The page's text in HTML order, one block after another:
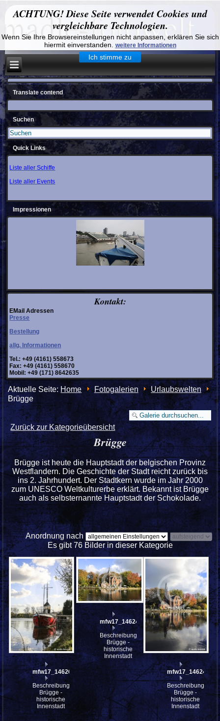
ACHTUNG! Diese Seite verwendet Cookies und
vergleichbare Technologien.
Wenn Sie Ihre Browsereinstellungen nicht anpassen, erklären Sie sich
hiermit einverstanden.
weitere Informationen
Ich stimme zu
Translate contend
Suchen
Quick Links
Liste aller Schiffe
Liste aller Events
Impressionen
Kontakt:
EMail Adressen
Presse
Bestellung
allg. Informationen
Tel.: +49 (4161) 558673
Fax: +49 (4161) 558670
Mobil: +49 (171) 8642635
Aktuelle Seite:Home Fotogalerien
Urlaubswelten
Brügge
Zurück zur Kategorieübersicht
Brügge
Brügge ist heute die Hauptstadt der belgischen Provinz
Westflandern. Die Geschichte der Stadt reicht zurück bis
ins 2. Jahrhundert. Der Stadtkern wurde im Jahr 2000
zum UNESCO Weltkulturerbe erklärt. Bekannt ist Brügge
auch als selbsternannte Hauptstadt der Schokolade.
Anordnung nach
Es gibt 76 Bilder in dieser Kategorie
mfw17_146266
Beschreibung:
Brügge -
historische
Innenstadt
mfw17_146246
Beschreibung:
Brügge -
historische
Innenstadt
mfw17_146244
Beschreibung:
Brügge -
historische
Innenstadt